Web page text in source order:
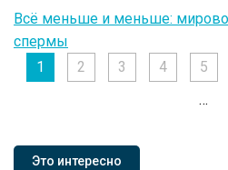
Всё меньше и меньше:
спермы
1
2 3 4 5
…
Это интересно